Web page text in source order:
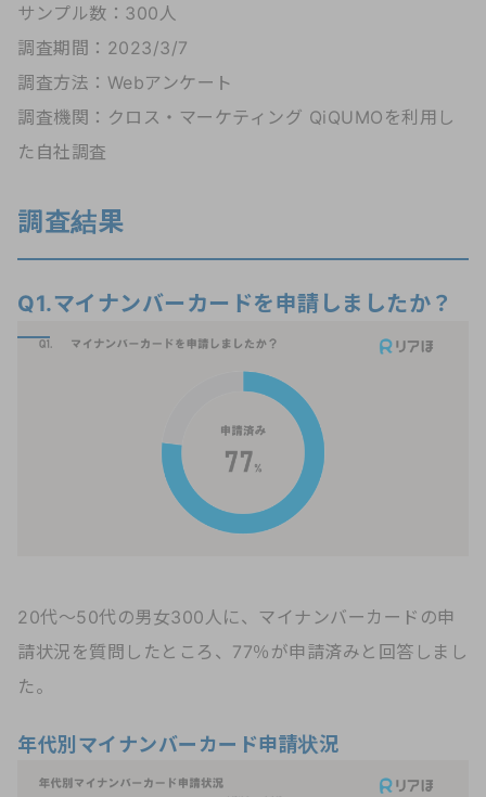
サンプル数：300人
調査期間：2023/3/7
調査方法：Webアンケート
調査機関：クロス・マーケティング QiQUMOを利用し
た自社調査
調査結果
Q1.マイナンバーカードを申請しましたか？
20代～50代の男女300人に、マイナンバーカードの申
請状況を質問したところ、77％が申請済みと回答しまし
た。
年代別マイナンバーカード申請状況